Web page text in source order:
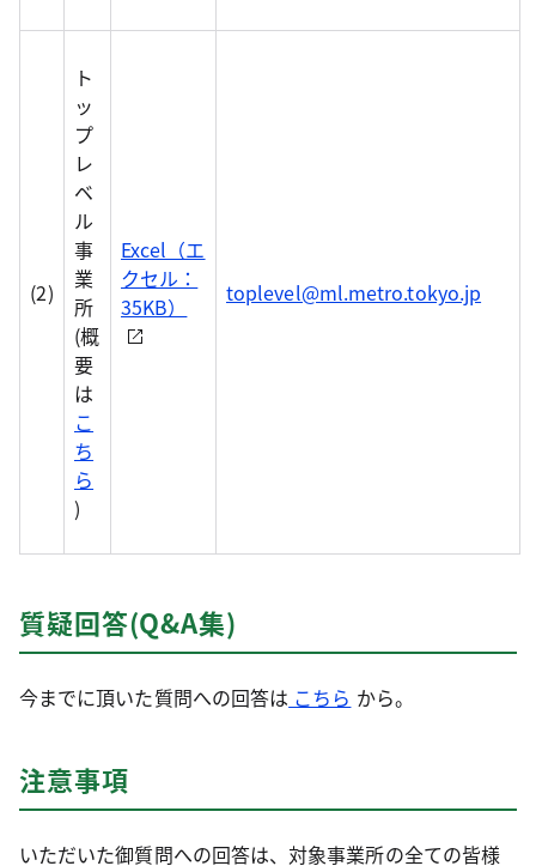
(2)
ト
ッ
プ
レ
ベ
ル
事
業
所
(概
要
は
こ
ち
ら
)
Excel（エ
クセル：
35KB）
toplevel@ml.metro.tokyo.jp
質疑回答(Q&A集)
今までに頂いた質問への回答は こちら から。
注意事項
いただいた御質問への回答は、対象事業所の全ての皆様